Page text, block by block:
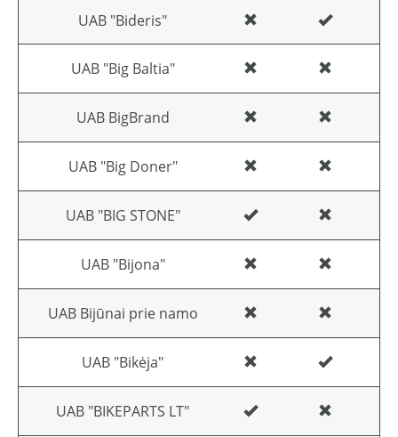
UAB "Bideris"
UAB "Big Baltia"
UAB BigBrand
UAB "Big Doner"
UAB "BIG STONE"
UAB "Bijona"
UAB Bijūnai prie namo
UAB "Bikėja"
UAB "BIKEPARTS LT"